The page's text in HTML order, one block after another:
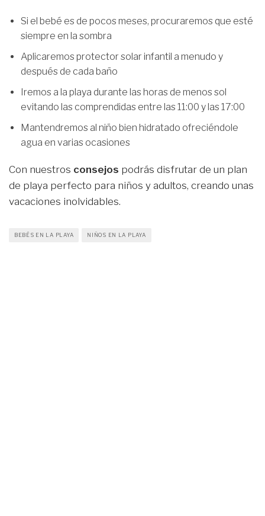
Si el bebé es de pocos meses, procuraremos que esté
siempre en la sombra
Aplicaremos protector solar infantil a menudo y
después de cada baño
Iremos a la playa durante las horas de menos sol
evitando las comprendidas entre las 11:00 y las 17:00
Mantendremos al niño bien hidratado ofreciéndole
agua en varias ocasiones
Con nuestros consejos podrás disfrutar de un plan
de playa perfecto para niños y adultos, creando unas
vacaciones inolvidables.
BEBÉS EN LA PLAYA NIÑOS EN LA PLAYA